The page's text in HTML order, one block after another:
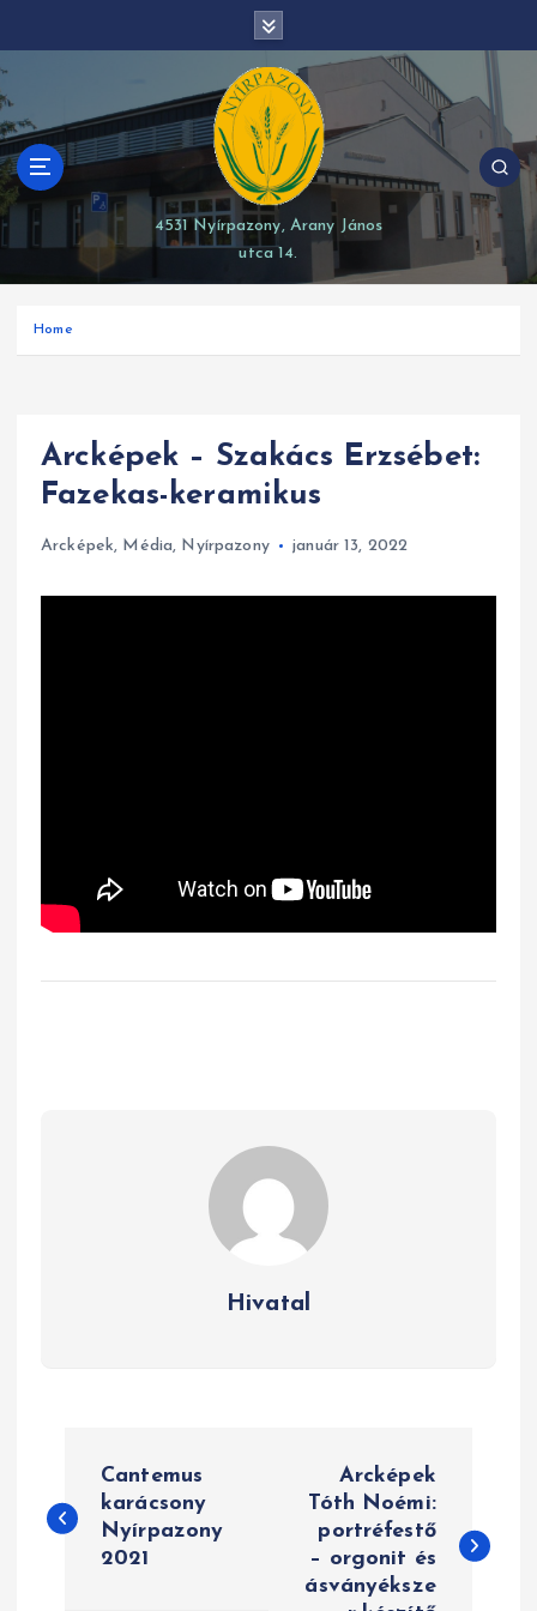
i
p
t
o
c
o
e
4531 Nyírpazony, Arany János
utca 14.
Home
Arcképek – Szakács Erzsébet:
Fazekas-keramikus
Arcképek, Média, Nyírpazony január 13, 2022
Hivatal
e
Cantemus
karácsony
Nyírpazony
2021
Arcképek
Tóth Noémi:
portréfestő
– orgonit és
ásványéksze
modal-check